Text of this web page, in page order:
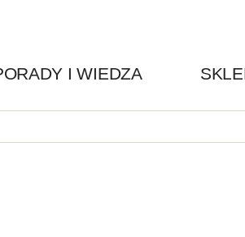
I WIEDZA